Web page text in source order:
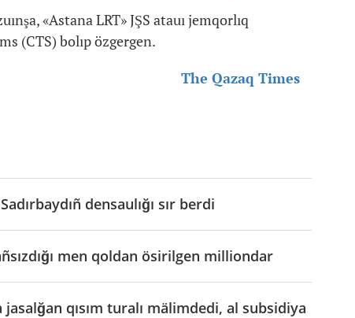
«Astana LRT» JŞS atauı jemqorlıq
(CTS) bolıp özgergen.
The Qazaq Times
densaulığı sır berdi
men qoldan ösirilgen milliondar
qısım turalı mälimdedi, al subsidiya